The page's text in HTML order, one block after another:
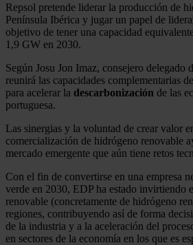
Repsol pretende liderar la producción de
Península Ibérica y jugar un papel de
objetivo de tener una capacidad
1,9 GW en 2030.
Según Josu Jon Imaz, consejero delegado
reunirá las capacidades complementarias
para acelerar la descarbonización de las
portuguesa.
Las sinergias y la voluntad de crear valor
comercialización de hidrógeno renovable
mercado emergente que aún tiene retos
Con el fin de convertirse en una empresa
verde en 2030, EDP ha estado invirtiendo
renovable (concretamente de hidrógeno
regiones, contribuyendo así de forma
de la industria y a la aceleración del
en sectores de la economía en los que es